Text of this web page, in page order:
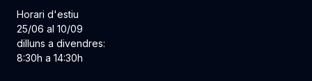
Horari d'estiu
25/06 al 10/09
dilluns a divendres:
8:30h a 14:30h